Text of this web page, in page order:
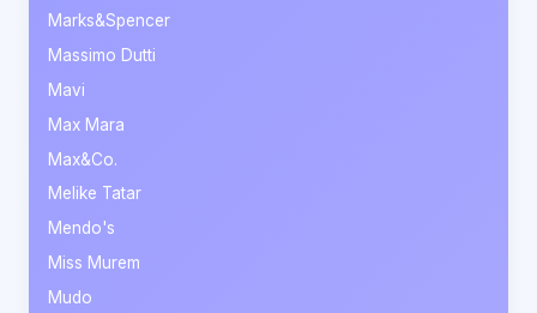
Marks&Spencer
Massimo Dutti
Mavi
Max Mara
Max&Co.
Melike Tatar
Mendo's
Miss Murem
Mudo